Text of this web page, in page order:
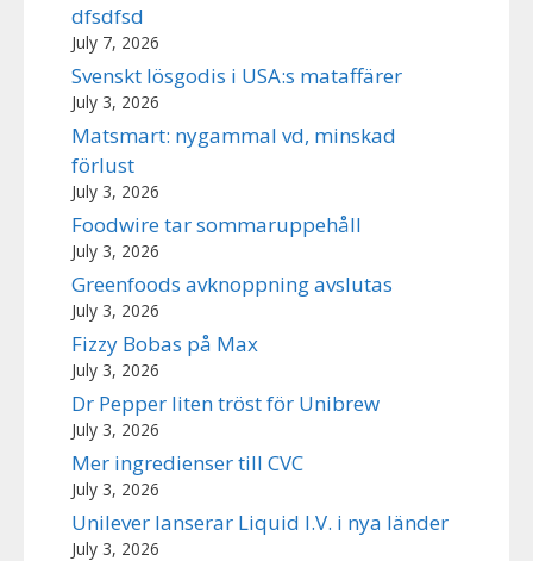
dfsdfsd
July 7, 2026
Svenskt lösgodis i USA:s mataffärer
July 3, 2026
Matsmart: nygammal vd, minskad
förlust
July 3, 2026
Foodwire tar sommaruppehåll
July 3, 2026
Greenfoods avknoppning avslutas
July 3, 2026
Fizzy Bobas på Max
July 3, 2026
Dr Pepper liten tröst för Unibrew
July 3, 2026
Mer ingredienser till CVC
July 3, 2026
Unilever lanserar Liquid I.V. i nya länder
July 3, 2026